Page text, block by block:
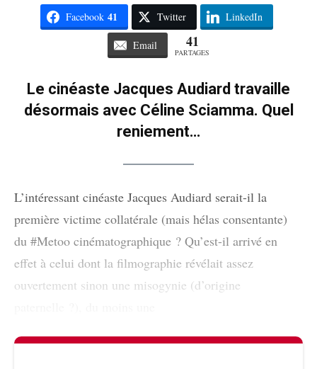
Facebook 41 Twitter LinkedIn
Email 41
PARTAGES
Le cinéaste Jacques Audiard travaille
désormais avec Céline Sciamma. Quel
reniement…
L’intéressant cinéaste Jacques Audiard serait-il la
première victime collatérale (mais hélas consentante)
du #Metoo cinématographique ? Qu’est-il arrivé en
effet à celui dont la filmographie révélait assez
ouvertement sinon une misogynie (d’origine